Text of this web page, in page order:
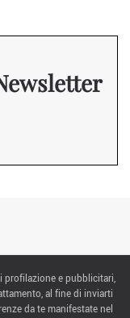
profilazione e pubblicitari,
al fine di inviarti
da te manifestate nel